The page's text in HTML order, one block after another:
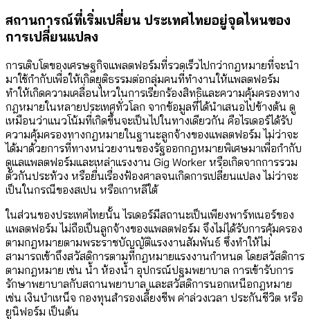
สถานการณ์ที่เริ่มเปลี่ยน ประเทศไทยอยู่จุดไหนของ
การเปลี่ยนแปลง
การเติบโตของเศรษฐกิจแพลตฟอร์มที่รวดเร็วไปกว่ากฎหมายที่จะนำ
มาใช้กำกับเพื่อให้เกิดยุติธรรมต่อกลุ่มคนที่ทำงานให้แพลตฟอร์ม
ทำให้เกิดความเคลื่อนไหวในการเรียกร้องสิทธิและความคุ้มครองทาง
กฎหมายในหลายประเทศทั่วโลก จากข้อมูลที่ได้นำเสนอไปข้างต้น ดู
เหมือนว่าแนวโน้มที่เกิดขึ้นจะเป็นไปในทางเดียวกัน คือไรเดอร์ได้รับ
ความคุ้มครองทางกฎหมายในฐานะลูกจ้างของแพลตฟอร์ม ไม่ว่าจะ
ได้มาด้วยการที่ทางหน่วยงานของรัฐออกกฎหมายพิเศษมาเพื่อกำกับ
ดูแลแพลตฟอร์มและเหล่าแรงงาน Gig Worker หรือเกิดจากการรวม
ตัวกันประท้วง หรือยื่นเรื่องฟ้องศาลจนเกิดการเปลี่ยนแปลง ไม่ว่าจะ
เป็นในกรณีของสเปน หรือเกาหลีใต้
ในส่วนของประเทศไทยนั้น ไรเดอร์มีสถานะเป็นเพียงพาร์ทเนอร์ของ
แพลตฟอร์ม ไม่ถือเป็นลูกจ้างของแพลตฟอร์ม จึงไม่ได้รับการคุ้มครอง
ตามกฎหมายตามพระราชบัญญัติแรงงานสัมพันธ์ ซึ่งทำให้ไม่
สามารถเข้าถึงสวัสดิการตามที่กฎหมายแรงงานกำหนด โดยสวัสดิการ
ตามกฎหมาย เช่น น้ำ ห้องน้ำ อุปกรณ์ปฐมพยาบาล การเข้ารับการ
รักษาพยาบาลกับสถานพยาบาล และสวัสดิการนอกเหนือกฎหมาย
เช่น เงินบำเหน็จ กองทุนสำรองเลี้ยงชีพ ค่าล่วงเวลา ประกันชีวิต หรือ
ยูนิฟอร์ม เป็นต้น